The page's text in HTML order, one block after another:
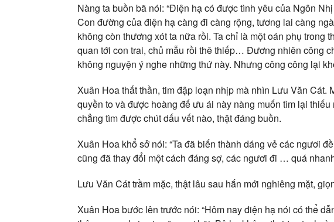
Nàng ta buồn bã nói: “Điện hạ có được tình yêu của Ngôn
Con đường của điện hạ càng đi càng rộng, tương lai càng
không còn thương xót ta nữa rồi. Ta chỉ là một oán phụ trong
quan tới con trai, chủ mẫu rồi thê thiếp… Đương nhiên công
không nguyện ý nghe những thứ này. Nhưng công công lại
Xuân Hoa thất thần, tim đập loạn nhịp mà nhìn Lưu Văn Cát.
quyền to và được hoàng đế ưu ái này nàng muốn tìm lại
chẳng tìm được chút dấu vết nào, thật đáng buồn.
Xuân Hoa khổ sở nói: “Ta đã biến thành dáng vẻ các ngươi
cũng đã thay đổi một cách đáng sợ, các ngươi đi … quá
Lưu Văn Cát trầm mặc, thật lâu sau hắn mới nghiêng mặt,
Xuân Hoa bước lên trước nói: “Hôm nay điện hạ nói có thể